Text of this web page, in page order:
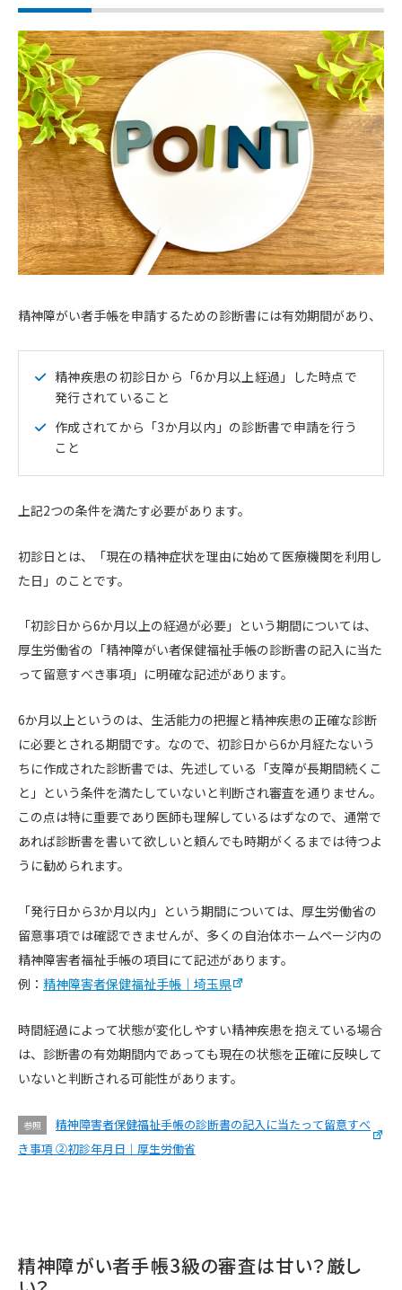
精神障がい者手帳を申請するための診断書には有効期間があり、
精神疾患の初診日から「6か月以上経過」した時点で
発行されていること
作成されてから「3か月以内」の診断書で申請を行う
こと
上記2つの条件を満たす必要があります。
初診日とは、「現在の精神症状を理由に始めて医療機関を利用し
た日」のことです。
「初診日から6か月以上の経過が必要」という期間については、
厚生労働省の「精神障がい者保健福祉手帳の診断書の記入に当た
って留意すべき事項」に明確な記述があります。
6か月以上というのは、生活能力の把握と精神疾患の正確な診断
に必要とされる期間です。なので、初診日から6か月経たないう
ちに作成された診断書では、先述している「支障が長期間続くこ
と」という条件を満たしていないと判断され審査を通りません。
この点は特に重要であり医師も理解しているはずなので、通常で
あれば診断書を書いて欲しいと頼んでも時期がくるまでは待つよ
うに勧められます。
「発行日から3か月以内」という期間については、厚生労働省の
留意事項では確認できませんが、多くの自治体ホームページ内の
精神障害者福祉手帳の項目にて記述があります。
例： 精神障害者保健福祉手帳｜埼玉県
時間経過によって状態が変化しやすい精神疾患を抱えている場合
は、診断書の有効期間内であっても現在の状態を正確に反映して
いないと判断される可能性があります。
参照
精神障害者保健福祉手帳の診断書の記入に当たって留意すべ
き事項 ②初診年月日｜厚生労働省
精神障がい者手帳3級の審査は甘い？厳し